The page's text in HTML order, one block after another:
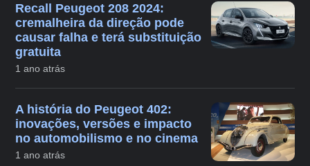
Recall Peugeot 208 2024:
cremalheira da direção pode
causar falha e terá substituição
gratuita
1 ano atrás
A história do Peugeot 402:
inovações, versões e impacto
no automobilismo e no cinema
1 ano atrás